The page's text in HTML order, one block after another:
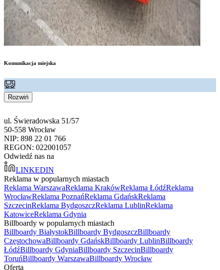
Komunikacja miejska
Rozwiń
ul. Świeradowska 51/57
50-558 Wrocław
NIP: 898 22 01 766
REGON: 022001057
Odwiedź nas na
LINKEDIN
Reklama w popularnych miastach
Reklama WarszawaReklama KrakówReklama ŁódźReklama
WrocławReklama PoznańReklama GdańskReklama
SzczecinReklama BydgoszczReklama LublinReklama
KatowiceReklama Gdynia
Billboardy w popularnych miastach
Billboardy BiałystokBillboardy BydgoszczBillboardy
CzęstochowaBillboardy GdańskBillboardy LublinBillboardy
ŁódźBillboardy GdyniaBillboardy SzczecinBillboardy
ToruńBillboardy WarszawaBillboardy Wrocław
Oferta